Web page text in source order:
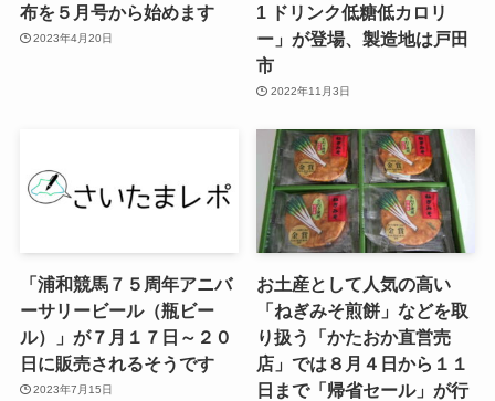
布を５月号から始めます
2023年4月20日
1
ドリンク低糖低カロリ
ー」が登場、製造地は戸田
市
2022年11月3日
「浦和競馬７５周年アニバ
ーサリービール（瓶ビー
ル）」が７月１７日～２０
日に販売されるそうです
2023年7月15日
お土産として人気の高い
「ねぎみそ煎餅」などを取
り扱う「かたおか直営売
店」では８月４日から１１
日まで「帰省セール」が行